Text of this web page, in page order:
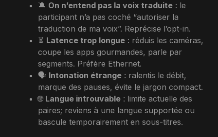
🔕 On n’entend pas la voix traduite : le
participant n’a pas coché “autoriser la
traduction de ma voix”. Reprécise l’opt-in.
⏳ Latence trop longue : réduis les caméras,
coupe les apps gourmandes, parle par
segments. Préfère Ethernet.
🗣️ Intonation étrange : ralentis le débit,
marque des pauses, évite le jargon compact.
🌐 Langue introuvable : limite actuelle des
paires; reviens à une langue supportée ou
bascule temporairement en sous-titres.